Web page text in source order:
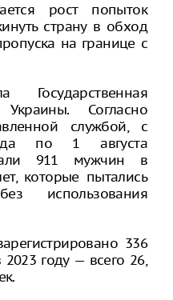
рост попыток
страну в обход
на границе с
Согласно
службой, с
по 1 августа
911 мужчин в
которые пытались
использования
336
году — всего 26,